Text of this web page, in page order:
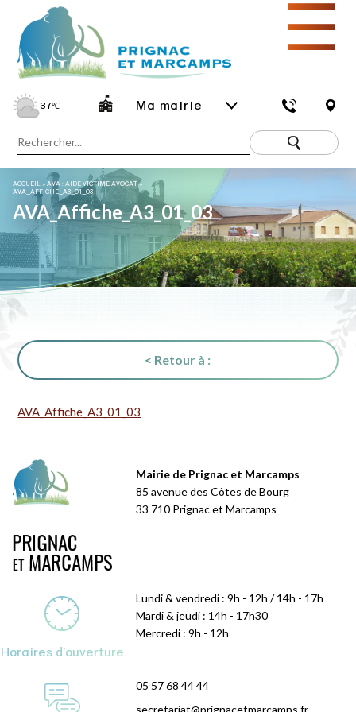
37℃ Ma mairie
☰
ACCUEIL »AVA : AIDE VICTIME AVOCAT»
AVA_AFFICHE_A3_01_03
AVA_Affiche_A3_01_03
< Retour à :
AVA_Affiche_A3_01_03
Mairie de Prignac et Marcamps
85 avenue des Côtes de Bourg
33 710 Prignac et Marcamps
Horaires d'ouverture
Lundi & vendredi : 9h - 12h / 14h - 17h
Mardi & jeudi : 14h - 17h30
Mercredi : 9h - 12h
05 57 68 44 44